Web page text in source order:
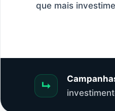
que mais
↳